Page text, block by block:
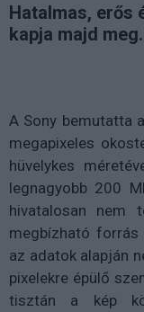
Hatalmas, erős
kapja majd meg.
A Sony bemutatta
megapixeles
hüvelykes
legnagyobb 200
hivatalosan
megbízható forrás
az adatok alapján
pixelekre épülő
tisztán a kép